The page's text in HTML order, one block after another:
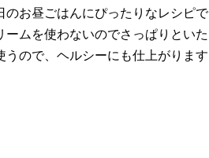
のお昼ごはんにぴったりなレシピで
ムを使わないのでさっぱりといた
ので、ヘルシーにも仕上がります